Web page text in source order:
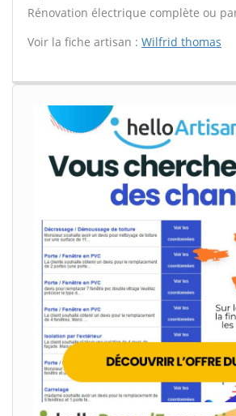
Rénovation électrique complète ou
Voir la fiche artisan : Wilfrid thomas